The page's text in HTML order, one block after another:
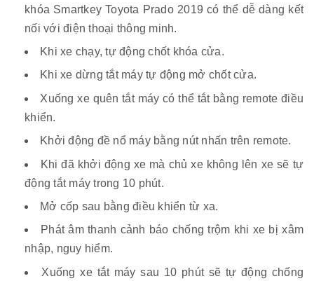
khóa Smartkey Toyota Prado 2019 có thể dễ dàng kết
nối với điện thoại thông minh.
Khi xe chạy, tự động chốt khóa cửa.
Khi xe dừng tắt máy tự động mở chốt cửa.
Xuống xe quên tắt máy có thể tắt bằng remote điều
khiển.
Khởi động đề nổ máy bằng nút nhấn trên remote.
Khi đã khởi động xe mà chủ xe không lên xe sẽ tự
động tắt máy trong 10 phút.
Mở cốp sau bằng điều khiển từ xa.
Phát âm thanh cảnh báo chống trộm khi xe bị xâm
nhập, nguy hiểm.
Xuống xe tắt máy sau 10 phút sẽ tự động chống